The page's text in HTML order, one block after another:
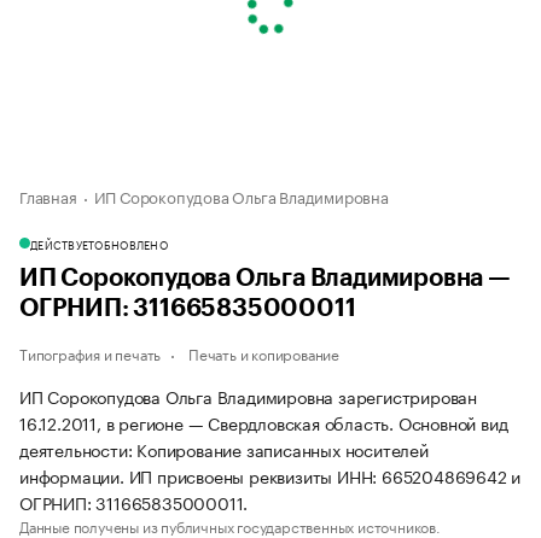
Главная ИП Сорокопудова Ольга Владимировна
ДЕЙСТВУЕТОБНОВЛЕНО
ИП Сорокопудова Ольга Владимировна —
ОГРНИП: 311665835000011
Типография и печать Печать и копирование
ИП Сорокопудова Ольга Владимировна зарегистрирован
16.12.2011, в регионе — Свердловская область. Основной вид
деятельности: Копирование записанных носителей
информации. ИП присвоены реквизиты ИНН: 665204869642 и
ОГРНИП: 311665835000011.
Данные получены из публичных государственных источников.